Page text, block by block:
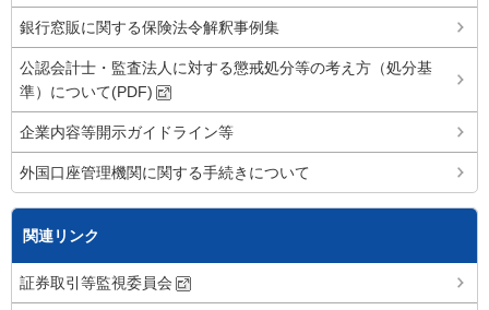
銀行窓販に関する保険法令解釈事例集
公認会計士・監査法人に対する懲戒処分等の考え方（処分基
準）について(PDF)
企業内容等開示ガイドライン等
外国口座管理機関に関する手続きについて
関連リンク
証券取引等監視委員会